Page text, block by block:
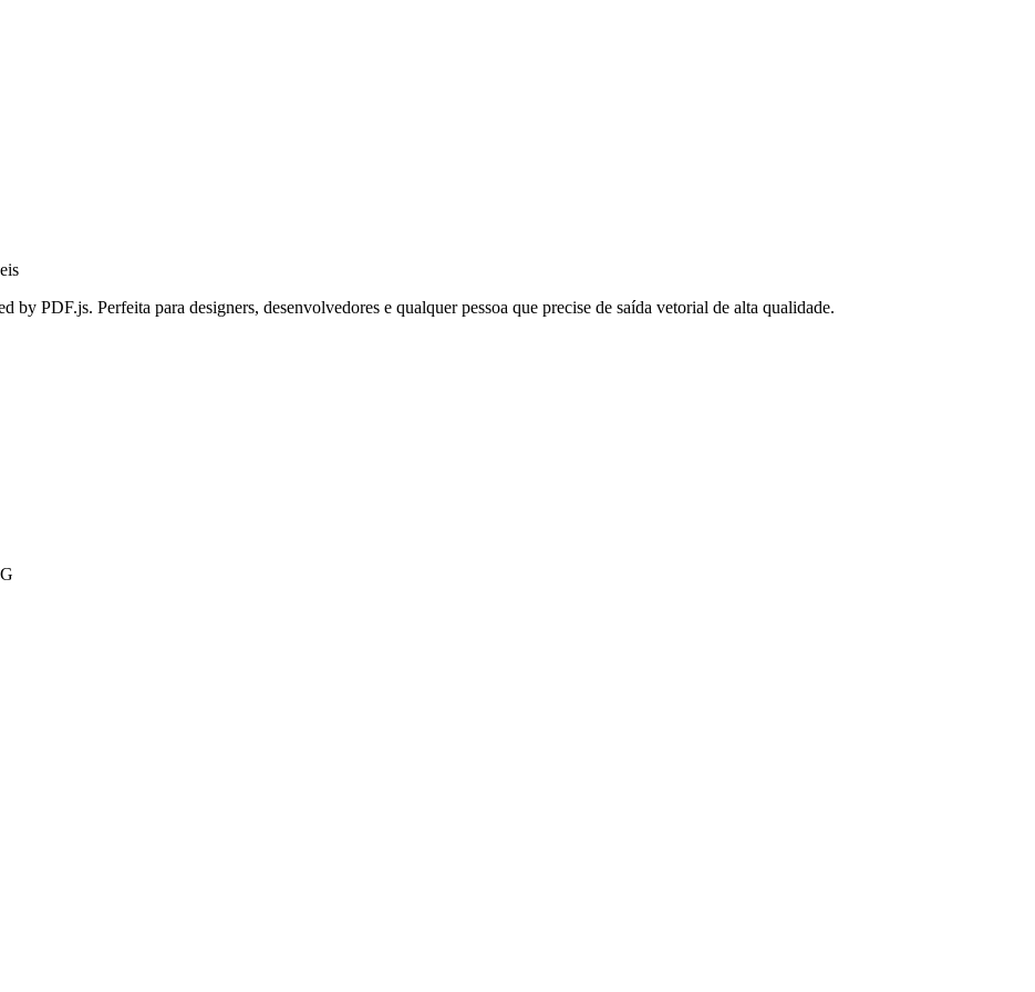
by PDF.js. Perfeita para designers, desenvolvedores e qualquer pessoa que precise de saída vetorial de alta qualidade.